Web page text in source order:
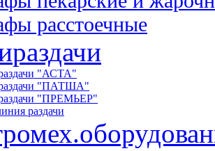
расстоечные
раздачи
"АСТА"
"ПАТША"
"ПРЕМЬЕР"
раздачи